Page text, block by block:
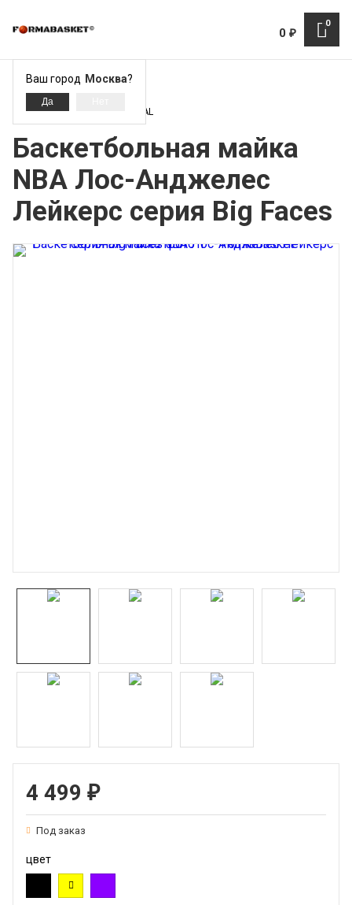
0
0 ₽
Ваш город Москва?
Лос-Анджелес Лейкерс - LAL
Баскетбольная майка
NBA Лос-Анджелес
Лейкерс серия Big Faces
4 499 ₽
Под заказ
цвет